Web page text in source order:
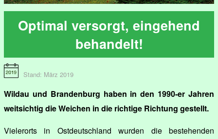
Optimal versorgt, eingehend
behandelt!
Stand: März 2019
Wildau und Brandenburg haben in den 1990-er Jahren
weitsichtig die Weichen in die richtige Richtung gestellt.
Vielerorts in Ostdeutschland wurden die bestehenden